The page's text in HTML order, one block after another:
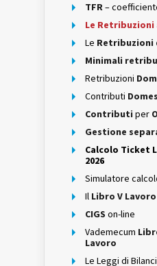
TFR–
Le Retribuzioni
Le Retribuzioni
Minimali
Retribuzioni
Contributi
Contributi per
Gestione
Calcolo Ticket
2026
Simulatore
Il Libro V Lavoro
CIGS on-line
Vademecum
Lavoro
Le Leggi di